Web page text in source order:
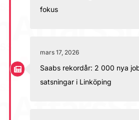
fokus
mars 17, 2026
Saabs rekordår: 2 000 nya
satsningar i Linköping